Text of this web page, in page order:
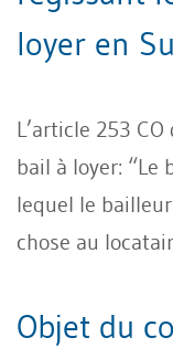
loyer en
L’article 253
bail à loyer: “Le
lequel le bailleur
chose au
Objet du